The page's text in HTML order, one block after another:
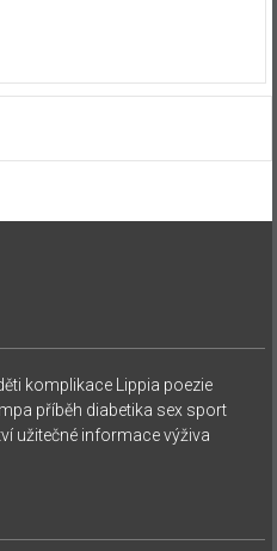
komplikace Lippia poezie
příběh diabetika sex sport
užitečné informace výživa